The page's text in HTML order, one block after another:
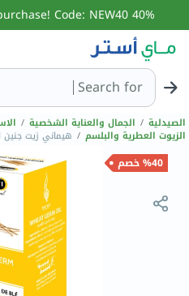
40% off 1st online pharmacy purchase! Code: NEW40
Search forالبحث عن مزيل
الصيدلية / الجمال والعناية الشخصية /
الزيوت العطرية والبلسم / هيماني زيت جنين
%40 خصم